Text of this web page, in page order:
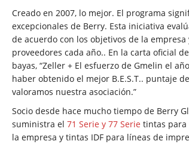
Creado en 2007, lo mejor. El programa
excepcionales de Berry. Esta iniciativa
de acuerdo con los objetivos de la
proveedores cada año.. En la carta oficial
bayas, “Zeller + El esfuerzo de Gmelin el
haber obtenido el mejor B.E.S.T.. puntaje
valoramos nuestra asociación.”
Socio desde hace mucho tiempo de Berry
suministra el 71 Serie y 77 Serie tintas para
la empresa y tintas IDF para líneas de